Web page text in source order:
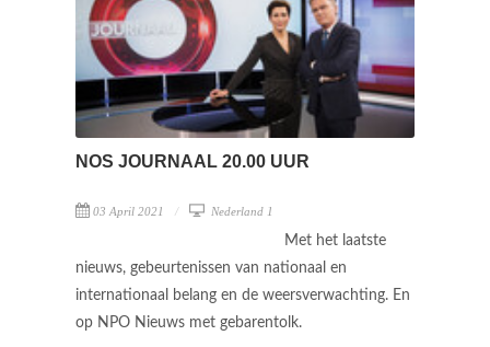
NOS JOURNAAL 20.00 UUR
03 April 2021 Nederland 1
Met het laatste
nieuws, gebeurtenissen van nationaal en
internationaal belang en de weersverwachting. En
op NPO Nieuws met gebarentolk.